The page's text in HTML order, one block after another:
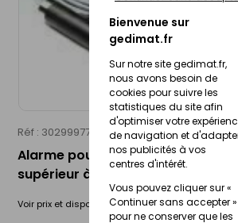
Bienvenue sur
gedimat.fr
Sur notre site gedimat.fr,
nous avons besoin de
cookies pour suivre les
statistiques du site afin
d'optimiser votre
de navigation et
nos publicités à vos
centres d'intérêt.
Vous pouvez cliquer sur «
Continuer sans accepter »
pour ne conserver que les
Réf : 30299977 SEBICO
Alarme pour séparateur
supérieur à 2 000L
Voir prix et disponibilité en magasin